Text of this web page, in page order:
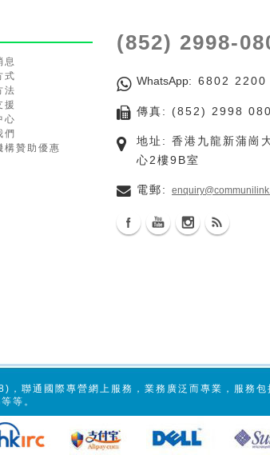
息
式
法
援
心
們
構贊助優惠
(852) 2998-
WhatsApp: 6802 2200
傳真: (852) 2998
地址: 香港九龍新蒲崗
心2樓9B室
電郵:
聯通國際專營網上服務，業務廣泛而專業，服務包
等。